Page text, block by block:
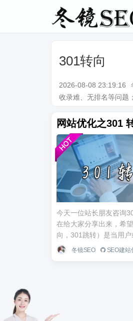
301转向
2026-08-08 23:19:16
收录难、无排名等问题
网站优化之301
今天一位站长朋友咨询
在给大家分享出来，希
向，301跳转）是当用
冬镜SEO SEO建站